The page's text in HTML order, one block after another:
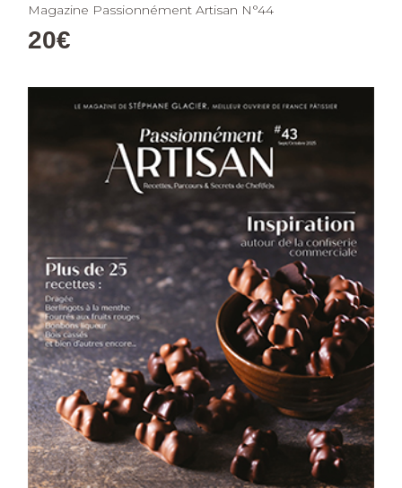
Magazine Passionnément Artisan N°44
20€